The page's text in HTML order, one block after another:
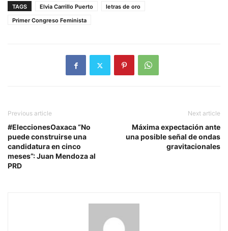
TAGS Elvia Carrillo Puerto
letras de oro
Primer Congreso Feminista
Previous article
#EleccionesOaxaca “No
puede construirse una
candidatura en cinco
meses”: Juan Mendoza al
PRD
Next article
Máxima expectación ante
una posible señal de ondas
gravitacionales